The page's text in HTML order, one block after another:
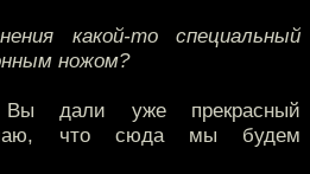
какой-то специальный
ножом?
дали уже прекрасный
что сюда мы будем